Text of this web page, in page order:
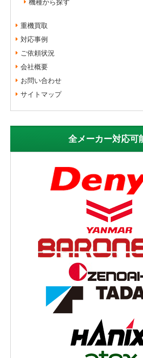
重機買取
対応事例
ご依頼状況
会社概要
お問い合わせ
サイトマップ
全メーカー対応可